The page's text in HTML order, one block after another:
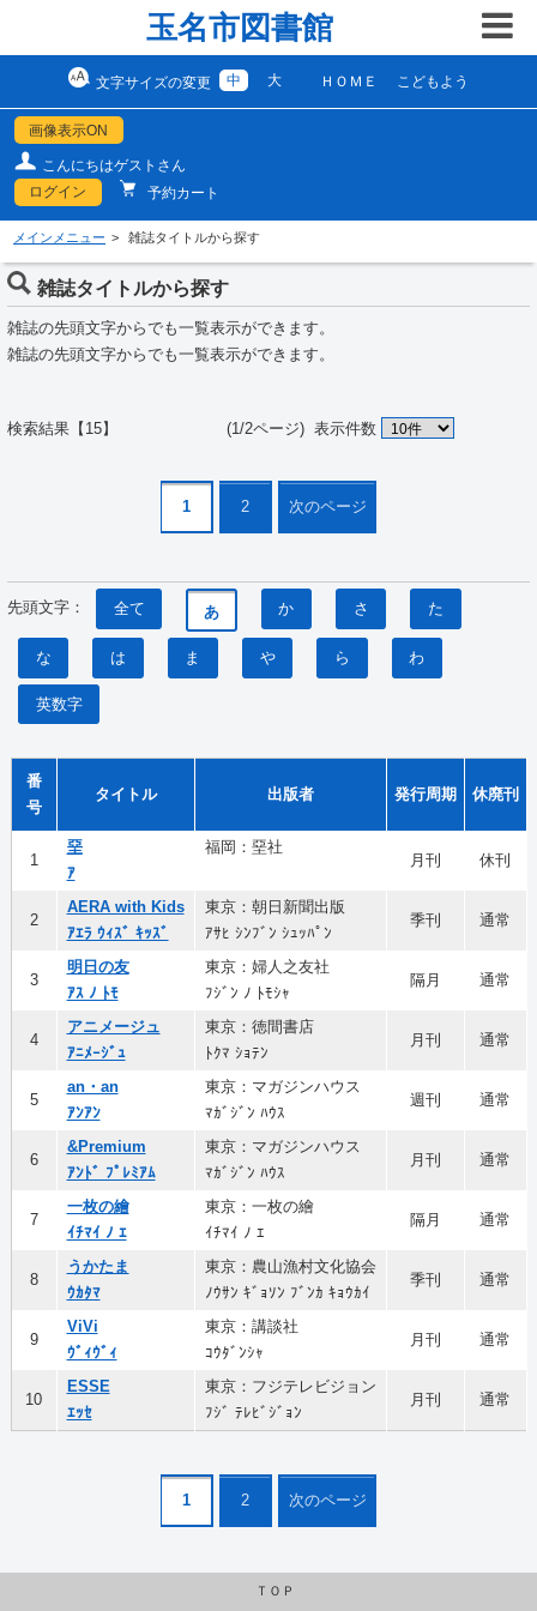
玉名市図書館
文字サイズの変更 中 大 ＨＯＭＥ こどもよう
画像表示ON
こんにちはゲストさん
ログイン
予約カート
メインメニュー 雑誌タイトルから探す
雑誌タイトルから探す
雑誌の先頭文字からでも一覧表示ができます。
雑誌の先頭文字からでも一覧表示ができます。
検索結果【15】 (1/2ページ) 表示件数
1 2 次のページ
先頭文字： 全て あ か さ た
な は ま や ら わ
英数字
番
号
タイトル 出版者 発行周期 休廃刊
1
堊
ｱ
福岡：堊社
月刊 休刊
2
AERA with Kids
ｱｴﾗ ｳｨｽﾞ ｷｯｽﾞ
東京：朝日新聞出版
ｱｻﾋ ｼﾝﾌﾞﾝ ｼｭｯﾊﾟﾝ
季刊 通常
3
明日の友
ｱｽ ﾉ ﾄﾓ
東京：婦人之友社
ﾌｼﾞﾝ ﾉ ﾄﾓｼｬ
隔月 通常
4
アニメージュ
ｱﾆﾒｰｼﾞｭ
東京：徳間書店
ﾄｸﾏ ｼｮﾃﾝ
月刊 通常
5
an・an
ｱﾝｱﾝ
東京：マガジンハウス
ﾏｶﾞｼﾞﾝ ﾊｳｽ
週刊 通常
6
&Premium
ｱﾝﾄﾞ ﾌﾟﾚﾐｱﾑ
東京：マガジンハウス
ﾏｶﾞｼﾞﾝ ﾊｳｽ
月刊 通常
7
一枚の繪
ｲﾁﾏｲ ﾉ ｴ
東京：一枚の繪
ｲﾁﾏｲ ﾉ ｴ
隔月 通常
8
うかたま
ｳｶﾀﾏ
東京：農山漁村文化協会
ﾉｳｻﾝ ｷﾞｮｿﾝ ﾌﾞﾝｶ ｷｮｳｶｲ
季刊 通常
9
ViVi
ｳﾞｨｳﾞｨ
東京：講談社
ｺｳﾀﾞﾝｼｬ
月刊 通常
10
ESSE
ｴｯｾ
東京：フジテレビジョン
ﾌｼﾞ ﾃﾚﾋﾞｼﾞｮﾝ
月刊 通常
1 2 次のページ
ＴＯＰ